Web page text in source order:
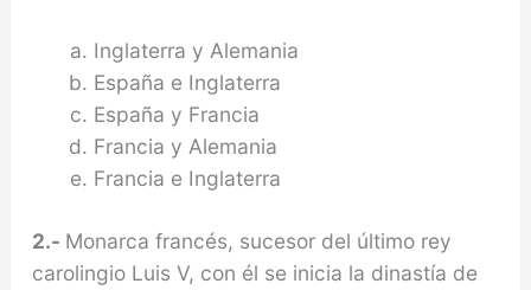
Inglaterra y Alemania
España e Inglaterra
España y Francia
Francia y Alemania
Francia e Inglaterra
2.- Monarca francés, sucesor del último rey
carolingio Luis V, con él se inicia la dinastía de